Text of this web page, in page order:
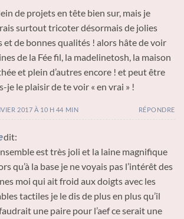
de projets en tête bien sur, mais je
surtout tricoter désormais de jolies
et de bonnes qualités ! alors hâte de voir
de la Fée fil, la madelinetosh, la maison
et plein d’autres encore ! et peut être
je le plaisir de te voir « en vrai » !
2017 À 10 H 44 MIN RÉPONDRE
dit:
est très joli et la laine magnifique
qu’à la base je ne voyais pas l’intérêt des
moi qui ait froid aux doigts avec les
tactiles je le dis de plus en plus qu’il
faudrait une paire pour l’aef ce serait une